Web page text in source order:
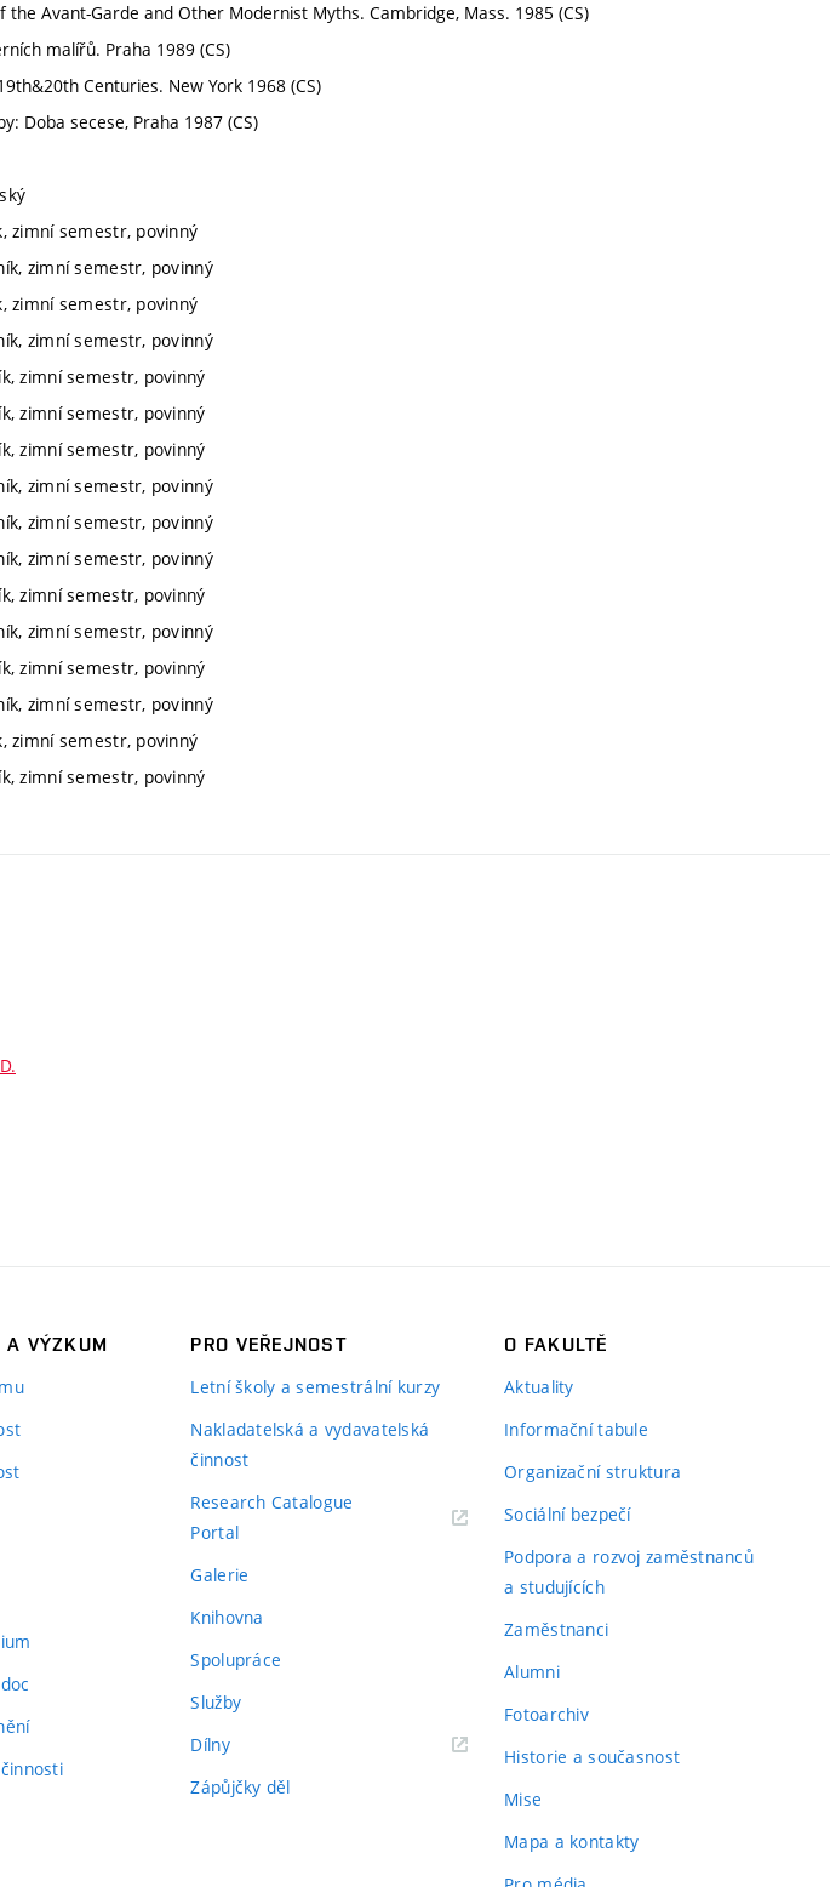
the Avant-Garde and Other Modernist Myths. Cambridge, Mass. 1985 (CS)
malířů. Praha 1989 (CS)
Centuries. New York 1968 (CS)
Doba secese, Praha 1987 (CS)
zimní semestr, povinný
zimní semestr, povinný
zimní semestr, povinný
zimní semestr, povinný
zimní semestr, povinný
zimní semestr, povinný
zimní semestr, povinný
zimní semestr, povinný
zimní semestr, povinný
zimní semestr, povinný
zimní semestr, povinný
zimní semestr, povinný
zimní semestr, povinný
zimní semestr, povinný
zimní semestr, povinný
zimní semestr, povinný
A VÝZKUM
PRO VEŘEJNOST
Letní školy a semestrální kurzy
Nakladatelská a vydavatelská
činnost
Research Catalogue
Portal
Galerie
Knihovna
Spolupráce
Služby
Dílny
Zápůjčky děl
O FAKULTĚ
Aktuality
Informační tabule
Organizační struktura
Sociální bezpečí
Podpora a rozvoj zaměstnanců
a studujících
Zaměstnanci
Alumni
Fotoarchiv
Historie a současnost
Mise
Mapa a kontakty